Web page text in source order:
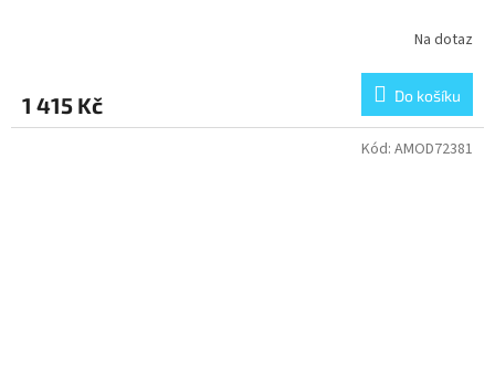
Na dotaz
1 415 Kč Do košíku
Kód: AMOD72381